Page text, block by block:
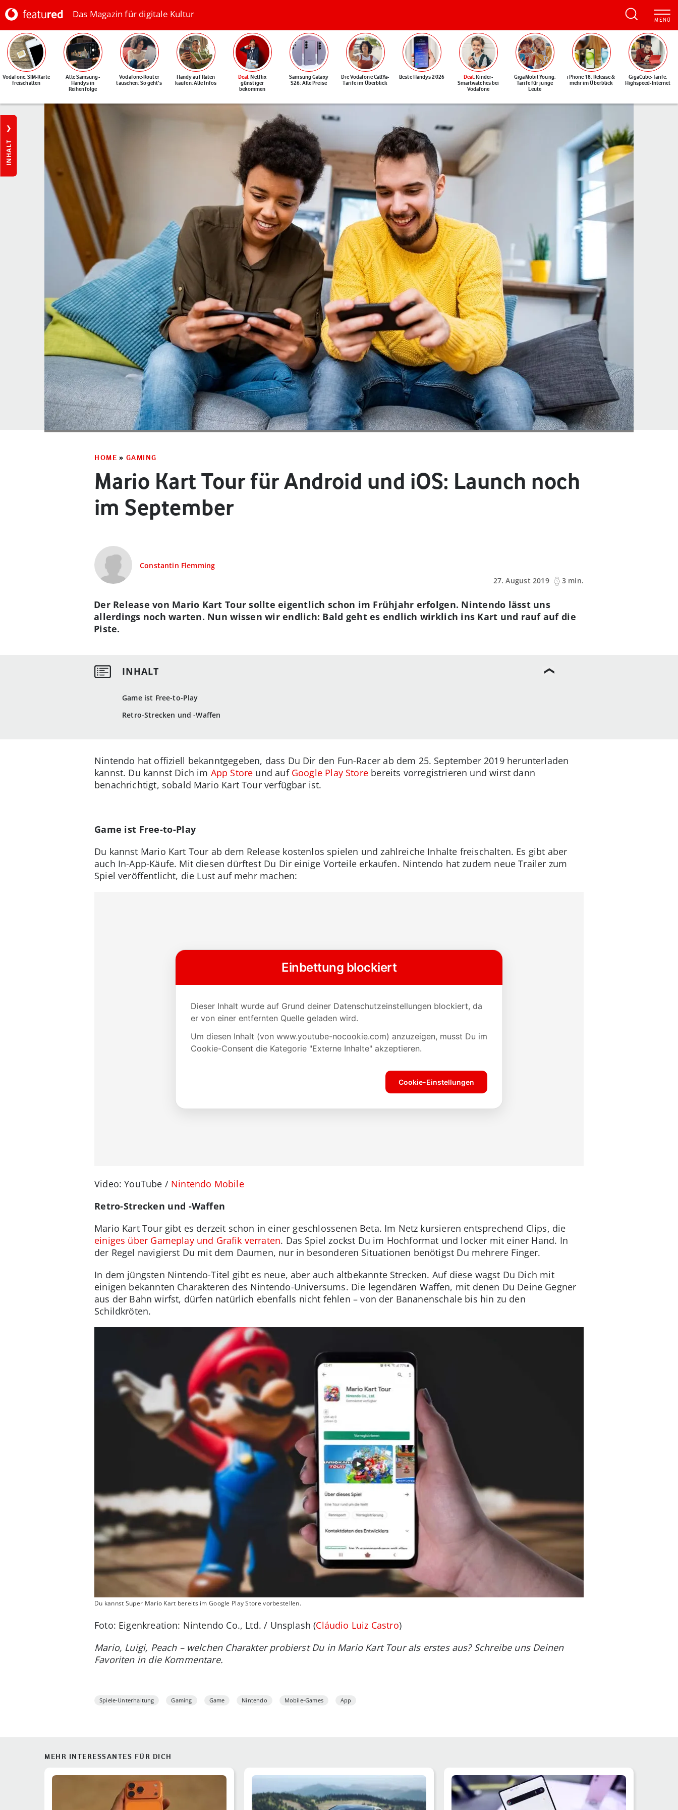
Das Magazin für digitale Kultur
Vodafone: SIM-Karte
freischalten
Alle Samsung-
Handys in
Reihenfolge
Vodafone-Router
tauschen: So geht's
Handy auf Raten
kaufen: Alle Infos
Deal: Netflix
günstiger
bekommen
Samsung Galaxy
S26: Alle Preise
Die Vodafone CallYa-
Tarife im Überblick
Beste Handys 2026 Deal: Kinder-
Smartwatches bei
Vodafone
GigaMobil Young:
Tarife für junge
Leute
iPhone 18: Release &
mehr im Überblick
GigaCube-Tarife:
Highspeed-Internet
INHALT
HOME » GAMING
Mario Kart Tour für Android und iOS: Launch noch
im September
Constantin Flemming
27. August 2019
3 min.
Game ist Free-to-Play
Retro-Strecken und -Waffen
Der Release von Mario Kart Tour sollte eigentlich schon im Frühjahr erfolgen. Nintendo lässt uns
allerdings noch warten. Nun wissen wir endlich: Bald geht es endlich wirklich ins Kart und rauf auf die
Piste.
Nintendo hat offiziell bekanntgegeben, dass Du Dir den Fun-Racer ab dem 25. September 2019 herunterladen
kannst. Du kannst Dich im App Store und auf Google Play Store bereits vorregistrieren und wirst dann
benachrichtigt, sobald Mario Kart Tour verfügbar ist.
Game ist Free-to-Play
Du kannst Mario Kart Tour ab dem Release kostenlos spielen und zahlreiche Inhalte freischalten. Es gibt aber
auch In-App-Käufe. Mit diesen dürftest Du Dir einige Vorteile erkaufen. Nintendo hat zudem neue Trailer zum
Spiel veröffentlicht, die Lust auf mehr machen:
Video: YouTube / Nintendo Mobile
Retro-Strecken und -Waffen
Mario Kart Tour gibt es derzeit schon in einer geschlossenen Beta. Im Netz kursieren entsprechend Clips, die
einiges über Gameplay und Grafik verraten. Das Spiel zockst Du im Hochformat und locker mit einer Hand. In
der Regel navigierst Du mit dem Daumen, nur in besonderen Situationen benötigst Du mehrere Finger.
In dem jüngsten Nintendo-Titel gibt es neue, aber auch altbekannte Strecken. Auf diese wagst Du Dich mit
einigen bekannten Charakteren des Nintendo-Universums. Die legendären Waffen, mit denen Du Deine Gegner
aus der Bahn wirfst, dürfen natürlich ebenfalls nicht fehlen – von der Bananenschale bis hin zu den
Schildkröten.
Du kannst Super Mario Kart bereits im Google Play Store vorbestellen.
Foto: Eigenkreation: Nintendo Co., Ltd. / Unsplash (Cláudio Luiz Castro)
Mario, Luigi, Peach – welchen Charakter probierst Du in Mario Kart Tour als erstes aus? Schreibe uns Deinen
Favoriten in die Kommentare.
Spiele-Unterhaltung Gaming Game Nintendo Mobile-Games App
MEHR INTERESSANTES FÜR DICH